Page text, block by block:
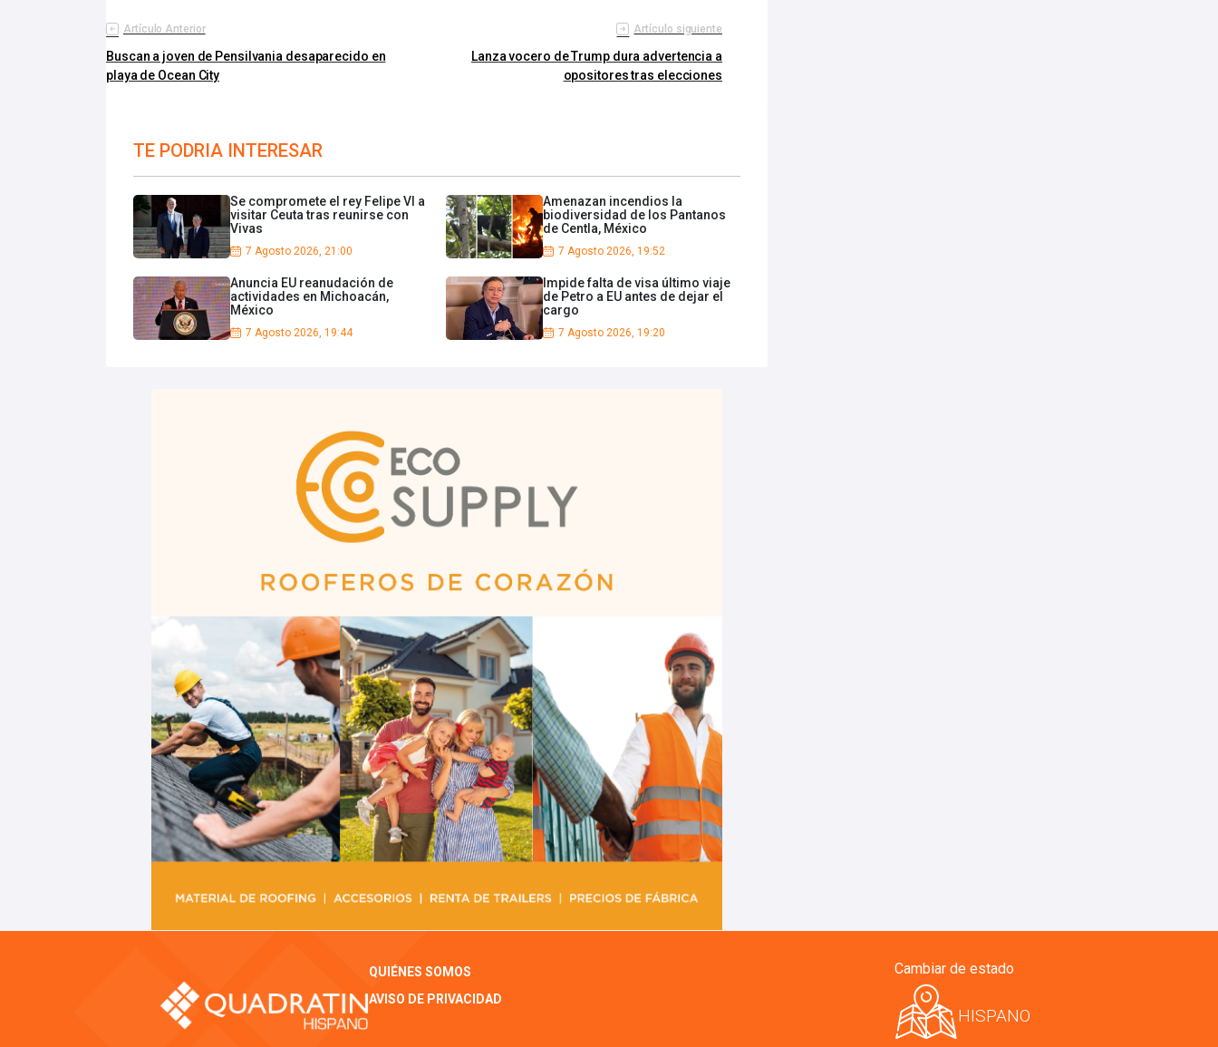
Artículo Anterior
Buscan a joven de Pensilvania desaparecido en
playa de Ocean City
Artículo siguiente
Lanza vocero de Trump dura advertencia a
opositores tras elecciones
TE PODRIA INTERESAR
Se compromete el rey Felipe VI a
visitar Ceuta tras reunirse con
Vivas
7 Agosto 2026, 21:00
Amenazan incendios la
biodiversidad de los Pantanos
de Centla, México
7 Agosto 2026, 19:52
Anuncia EU reanudación de
actividades en Michoacán,
México
7 Agosto 2026, 19:44
Impide falta de visa último viaje
de Petro a EU antes de dejar el
cargo
7 Agosto 2026, 19:20
QUIÉNES SOMOS
AVISO DE PRIVACIDAD
Cambiar de estado
HISPANO